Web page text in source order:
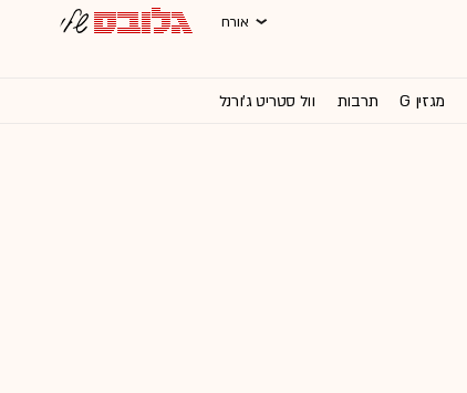
אורח
מגזין G תרבות וול סטריט ג'ורנל